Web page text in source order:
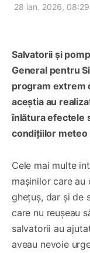
28 ian. 2026, 08:29
Salvatorii și
General pentru
program extrem
aceștia au
înlătura efectele
condițiilor meteo
Cele mai multe
mașinilor care
ghețuș, dar și de
care nu reușeau
salvatorii au
aveau nevoie